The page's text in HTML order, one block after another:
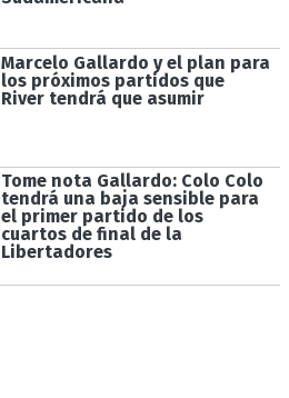
Marcelo Gallardo y el plan para
los próximos partidos que
River tendrá que asumir
Tome nota Gallardo: Colo Colo
tendrá una baja sensible para
el primer partido de los
cuartos de final de la
Libertadores